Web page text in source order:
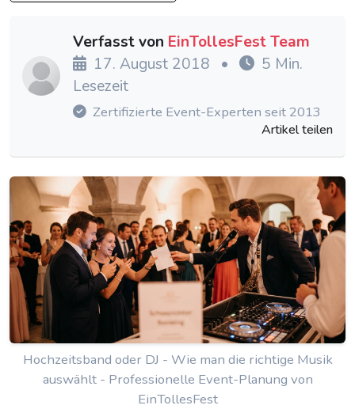
Verfasst von EinTollesFest Team
17. August 2018
•
5 Min.
Lesezeit
Zertifizierte Event-Experten seit 2013
Artikel teilen
Hochzeitsband oder DJ - Wie man die richtige Musik
auswählt - Professionelle Event-Planung von
EinTollesFest